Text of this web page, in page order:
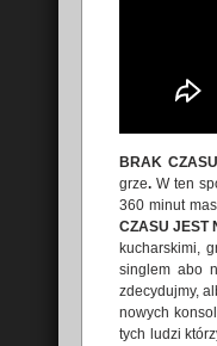
BRAK
grze. W ten
360 minut
CZASU JEST
kucharskimi,
singlem abo
zdecydujmy,
nowych
tych ludzi